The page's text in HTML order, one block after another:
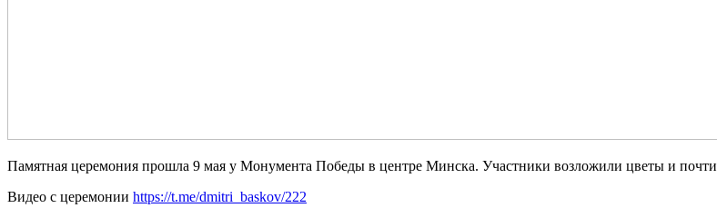
Памятная церемония прошла 9 мая у Монумента Победы в центре Минска. Участники возложили цветы и
Видео с церемонии https://t.me/dmitri_baskov/222